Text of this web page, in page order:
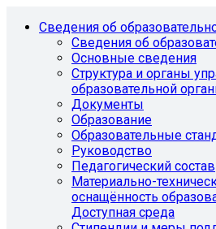
Сведения об
Сведения об
Основные сведения
Структура и органы
образовательной
Документы
Образование
Образовательные
Руководство
Педагогический состав
Материально-
оснащённость
Доступная среда